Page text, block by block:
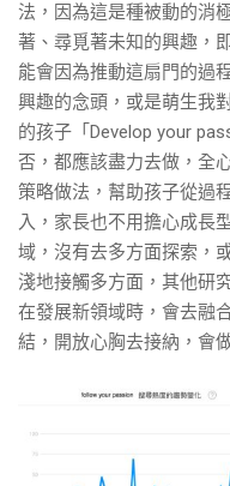
法，因為這是種被動的消
著、尋覓著未知的興趣，
能會因為推動這扇門的過
興趣的念頭，或是萌生我
的孩子「Develop your
否，都應該盡力去做，全
策略做法，幫助孩子從過
入，家長也不用擔心成長
域，沒有去多方面探索，
淺地接觸多方面，其他研
在發展新領域時，會去融
結，開放心胸去接納，會